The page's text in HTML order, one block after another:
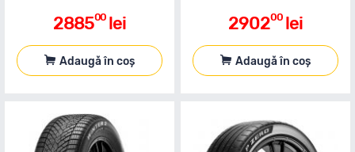
288500 lei
Adaugă în coș
290200 lei
Adaugă în coș